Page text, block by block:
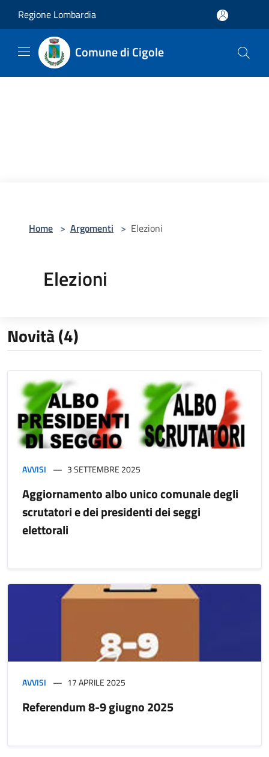
Regione Lombardia
Comune di Cigole
Home > Argomenti > Elezioni
Elezioni
Novità (4)
AVVISI 3 SETTEMBRE 2025
Aggiornamento albo unico comunale degli
scrutatori e dei presidenti dei seggi
elettorali
AVVISI 17 APRILE 2025
Referendum 8-9 giugno 2025